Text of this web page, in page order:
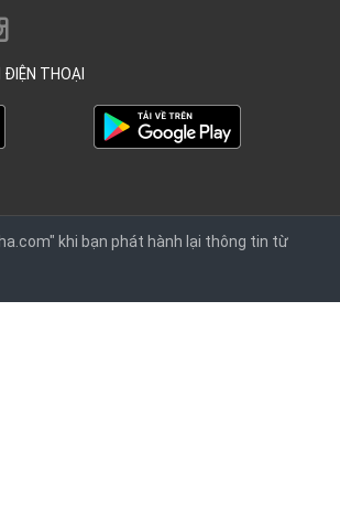
THOẠI
khi bạn phát hành lại thông tin từ